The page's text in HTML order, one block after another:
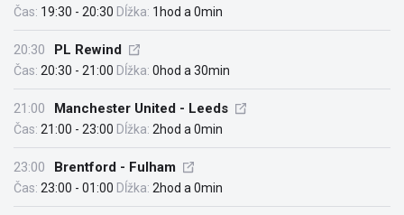
Čas: 19:30 - 20:30 Dĺžka: 1hod a 0min
20:30 PL Rewind
Čas: 20:30 - 21:00 Dĺžka: 0hod a 30min
21:00 Manchester United - Leeds
Čas: 21:00 - 23:00 Dĺžka: 2hod a 0min
23:00 Brentford - Fulham
Čas: 23:00 - 01:00 Dĺžka: 2hod a 0min